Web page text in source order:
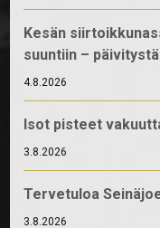
Kesän
suuntiin –
4.8.2026
Isot pisteet
3.8.2026
Tervetuloa
3.8.2026